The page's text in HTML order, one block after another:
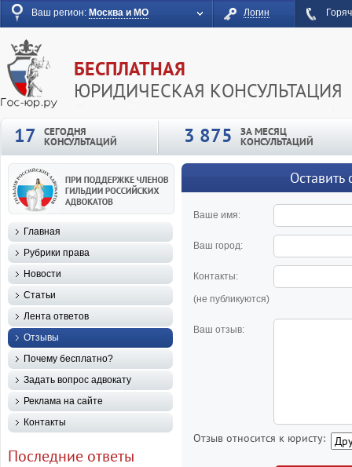
Ваш регион: Москва и МО Логин
БЕСПЛАТНАЯ
ЮРИДИЧЕСКАЯ КОНСУЛЬТАЦИЯ
17
СЕГОДНЯ
КОНСУЛЬТАЦИЙ 3 875 ЗА МЕСЯЦ
КОНСУЛЬТАЦИЙ
Ваше имя:
Ваш город:
Контакты:
(не публикуются)
Ваш отзыв:
Отзыв относится к юристу:
Главная
Рубрики права
Новости
Статьи
Лента ответов
Отзывы
Почему бесплатно?
Задать вопрос адвокату
Реклама на сайте
Контакты
Последние ответы